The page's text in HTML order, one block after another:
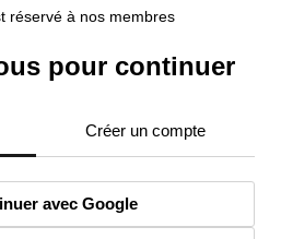
réservé à nos membres
pour continuer
Créer un compte
avec Google